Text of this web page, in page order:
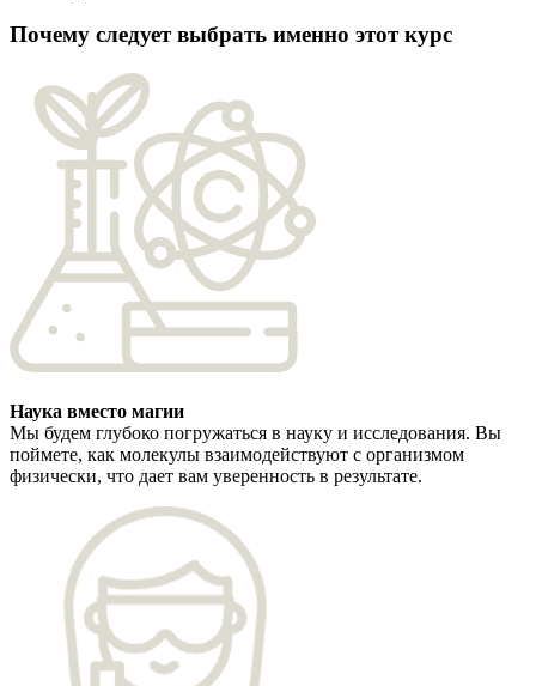
Почему следует выбрать именно этот курс
Наука вместо магии
Мы будем глубоко погружаться в науку и исследования. Вы
поймете, как молекулы взаимодействуют с организмом
физически, что дает вам уверенность в результате.